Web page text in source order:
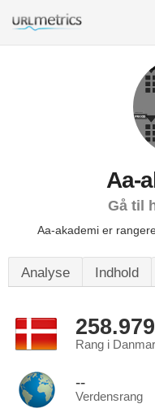
Aa-
Gå til
Aa-akademi er
Analyse Indhold
258.979
Rang i
--
Verdensrang